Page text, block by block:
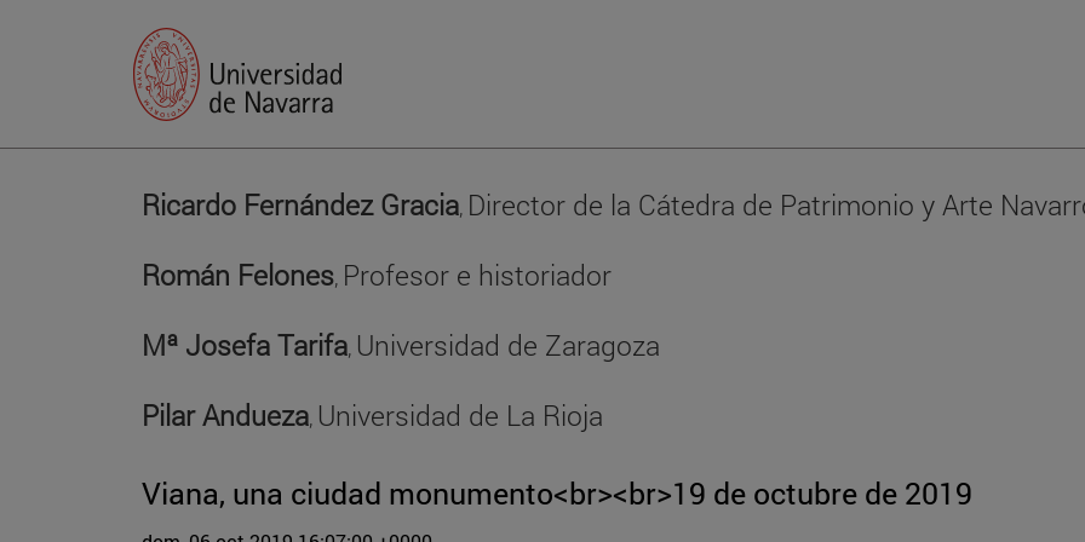
Ricardo Fernández Gracia, Director de la Cátedra de Patrimonio y Arte
Román Felones, Profesor e historiador
Mª Josefa Tarifa, Universidad de Zaragoza
Pilar Andueza, Universidad de La Rioja
Viana, una ciudad monumento<br><br>19 de octubre de 2019